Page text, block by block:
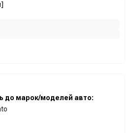
до марок/моделей авто: